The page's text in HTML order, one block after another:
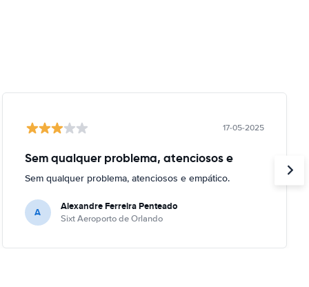
17-05-2025
Sem qualquer problema, atenciosos e
Sem qualquer problema, atenciosos e empático.
A Alexandre Ferreira Penteado
Sixt Aeroporto de Orlando